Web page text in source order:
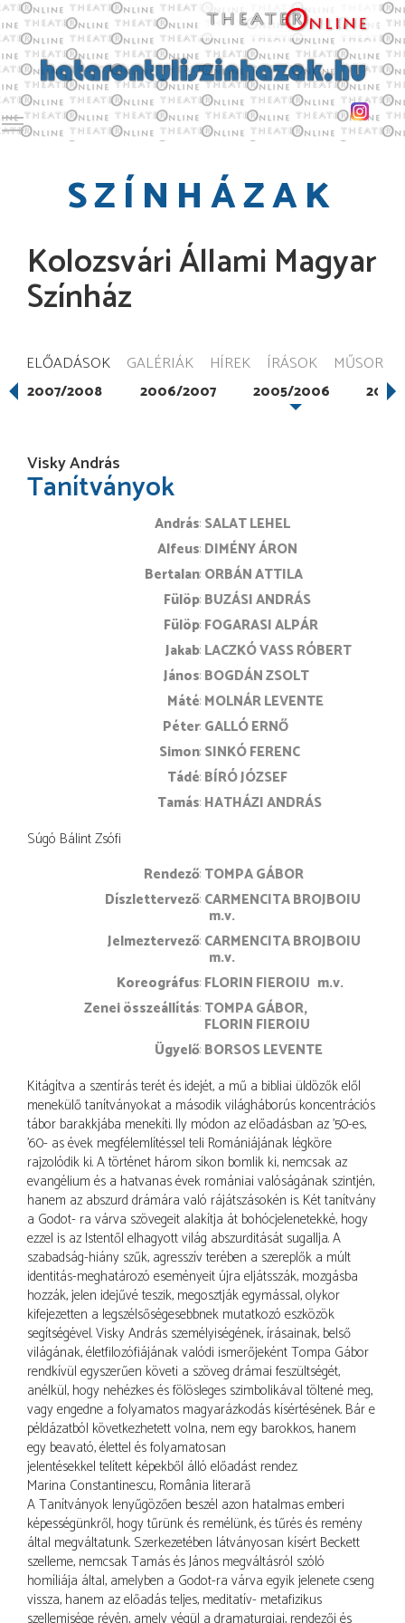
Toggle main menu visibility
SZÍNHÁZAK
Kolozsvári Állami Magyar
Színház
ELŐADÁSOK GALÉRIÁK HÍREK ÍRÁSOK MŰSOR
2007/2008 2006/2007 2005/2006
Visky András
Tanítványok
András SALAT LEHEL
Alfeus DIMÉNY ÁRON
Bertalan ORBÁN ATTILA
Fülöp BUZÁSI ANDRÁS
Fülöp FOGARASI ALPÁR
Jakab LACZKÓ VASS RÓBERT
János BOGDÁN ZSOLT
Máté MOLNÁR LEVENTE
Péter GALLÓ ERNŐ
Simon SINKÓ FERENC
Tádé BÍRÓ JÓZSEF
Tamás HATHÁZI ANDRÁS
Súgó Bálint Zsófi
rendező TOMPA GÁBOR
díszlettervező CARMENCITA BROJBOIU
m.v.
jelmeztervező CARMENCITA BROJBOIU
m.v.
koreográfus FLORIN FIEROIU m.v.
zenei összeállítás TOMPA GÁBOR
FLORIN FIEROIU
ügyelő BORSOS LEVENTE
Kitágítva a szentírás terét és idejét, a mű a bibliai üldözők elől
menekülő tanítványokat a második világháborús koncentrációs
tábor barakkjába menekíti. Ily módon az előadásban az ’50-es,
’60- as évek megfélemlítéssel teli Romániájának légköre
rajzolódik ki. A történet három síkon bomlik ki, nemcsak az
evangélium és a hatvanas évek romániai valóságának szintjén,
hanem az abszurd drámára való rájátszásokén is. Két tanítvány
a Godot- ra várva szövegeit alakítja át bohócjelenetekké, hogy
ezzel is az Istentől elhagyott világ abszurditását sugallja. A
szabadság-hiány szűk, agresszív terében a szereplők a múlt
identitás-meghatározó eseményeit újra eljátsszák, mozgásba
hozzák, jelen idejűvé teszik, megosztják egymással, olykor
kifejezetten a legszélsőségesebbnek mutatkozó eszközök
segítségével. Visky András személyiségének, írásainak, belső
világának, életfilozófiájának valódi ismerőjeként Tompa Gábor
rendkívül egyszerűen követi a szöveg drámai feszültségét,
anélkül, hogy nehézkes és fölösleges szimbolikával töltené meg,
vagy engedne a folyamatos magyarázkodás kísértésének. Bár e
példázatból következhetett volna, nem egy barokkos, hanem
egy beavató, élettel és folyamatosan
jelentésekkel telített képekből álló előadást rendez.
Marina Constantinescu, România literară
A Tanítványok lenyűgözően beszél azon hatalmas emberi
képességünkről, hogy tűrünk és remélünk, és tűrés és remény
által megváltatunk. Szerkezetében látványosan kísért Beckett
szelleme, nemcsak Tamás és János megváltásról szóló
homíliája által, amelyben a Godot-ra várva egyik jelenete cseng
vissza, hanem az előadás teljes, meditatív- metafizikus